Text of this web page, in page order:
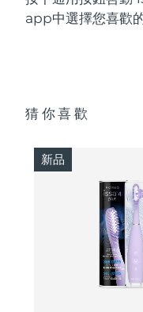
app中選擇您喜歡
猜你喜歡
新品